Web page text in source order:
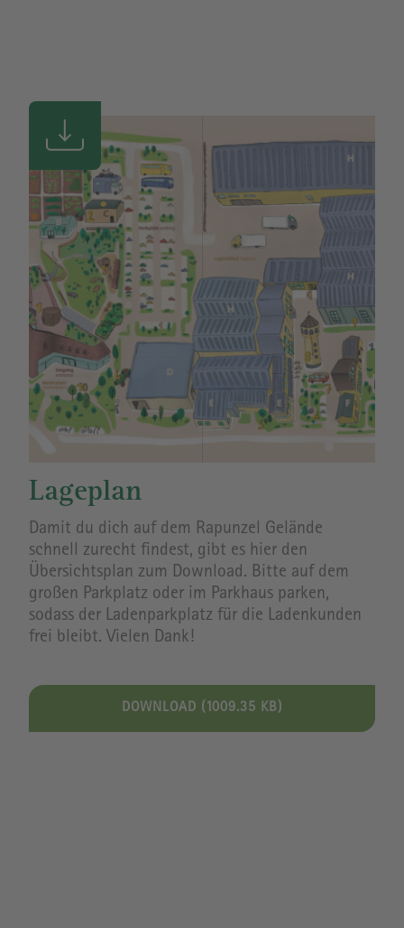
Lageplan
Damit du dich auf dem Rapunzel Gelände
schnell zurecht findest, gibt es hier den
Übersichtsplan zum Download. Bitte auf dem
großen Parkplatz oder im Parkhaus parken,
sodass der Ladenparkplatz für die Ladenkunden
frei bleibt. Vielen Dank!
DOWNLOAD (1009.35 KB)